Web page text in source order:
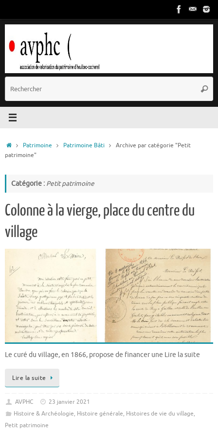
contenu
:
AccueilPatrimoine Patrimoine Bâti
Archive par catégorie "Petit
patrimoine"
Catégorie : Petit patrimoine
Colonne à la vierge, place du centre du
village
Le curé du village, en 1866, propose de financer une Lire la suite
Lire la suite
AVPHC
23 janvier 2021
Histoire & Archéologie, Histoire générale, Histoires de vie du village,
Petit patrimoine